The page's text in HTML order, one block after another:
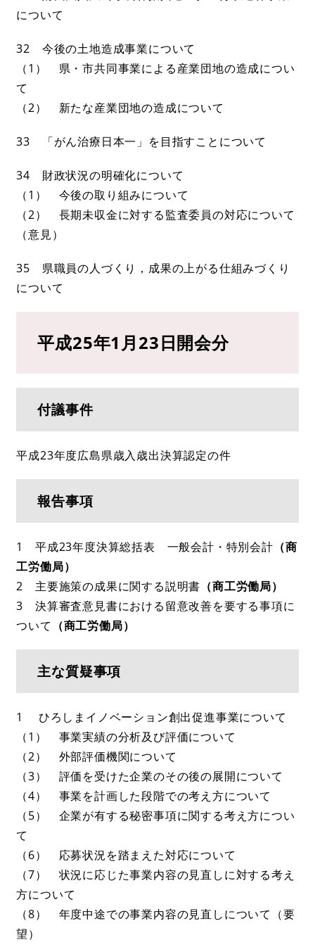
について
32 今後の土地造成事業について
（1） 県・市共同事業による産業団地の造成につい
て
（2） 新たな産業団地の造成について
33 「がん治療日本一」を目指すことについて
34 財政状況の明確化について
（1） 今後の取り組みについて
（2） 長期未収金に対する監査委員の対応について
（意見）
35 県職員の人づくり，成果の上がる仕組みづくり
について
平成25年1月23日開会分
付議事件
平成23年度広島県歳入歳出決算認定の件
報告事項
1 平成23年度決算総括表 一般会計・特別会計 （商
工労働局）
2 主要施策の成果に関する説明書 （商工労働局）
3 決算審査意見書における留意改善を要する事項に
ついて （商工労働局）
主な質疑事項
1 ひろしまイノベーション創出促進事業について
（1） 事業実績の分析及び評価について
（2） 外部評価機関について
（3） 評価を受けた企業のその後の展開について
（4） 事業を計画した段階での考え方について
（5） 企業が有する秘密事項に関する考え方につい
て
（6） 応募状況を踏まえた対応について
（7） 状況に応じた事業内容の見直しに対する考え
方について
（8） 年度中途での事業内容の見直しについて（要
望）